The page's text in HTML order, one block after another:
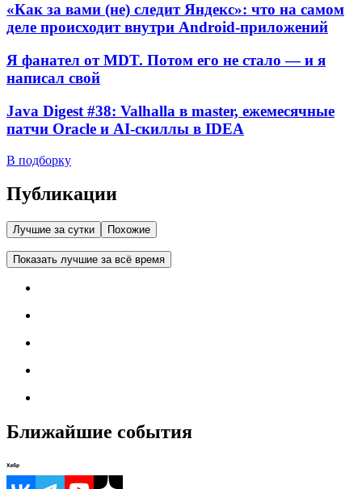
«Как за вами (не) следит Яндекс»: что на самом
деле происходит внутри Android-приложений
Я фанател от MDT. Потом его не стало — и я
написал свой
Java Digest #38: Valhalla в master, ежемесячные
патчи Oracle и AI-скиллы в IDEA
В подборку
Публикации
Лучшие за сутки Похожие
Показать лучшие за всё время
Ближайшие события